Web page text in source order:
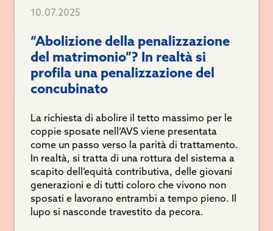
10.07.2025
“Abolizione della penalizzazione
del matrimonio”? In realtà si
profila una penalizzazione del
concubinato
La richiesta di abolire il tetto massimo per le
coppie sposate nell’AVS viene presentata
come un passo verso la parità di trattamento.
In realtà, si tratta di una rottura del sistema a
scapito dell’equità contributiva, delle giovani
generazioni e di tutti coloro che vivono non
sposati e lavorano entrambi a tempo pieno. Il
lupo si nasconde travestito da pecora.